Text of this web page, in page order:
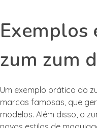
Exemplos
zum zum
Um exemplo prático do
marcas famosas, que
modelos. Além disso, o